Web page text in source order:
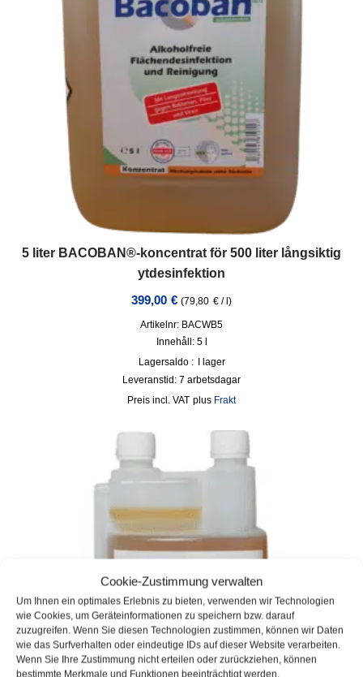
Cookie-Zustimmung verwalten
Um Ihnen ein optimales Erlebnis zu bieten, verwenden wir Technologien
wie Cookies, um Geräteinformationen zu speichern bzw. darauf
zuzugreifen. Wenn Sie diesen Technologien zustimmen, können wir Daten
wie das Surfverhalten oder eindeutige IDs auf dieser Website verarbeiten.
Wenn Sie Ihre Zustimmung nicht erteilen oder zurückziehen, können
bestimmte Merkmale und Funktionen beeinträchtigt werden.
5 liter BACOBAN®-koncentrat för 500 liter långsiktig
ytdesinfektion
399,00 € (79,80 € / )
Artikelnr: BACWB5
Innehåll: 5 l
Lagersaldo : I lager
Leveranstid: 7 arbetsdagar
incl. VAT plus Frakt